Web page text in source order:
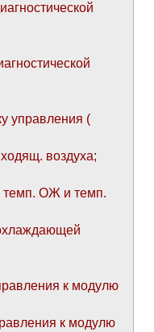
управления (
воздуха;
темп. ОЖ и темп.
к модулю
к модулю